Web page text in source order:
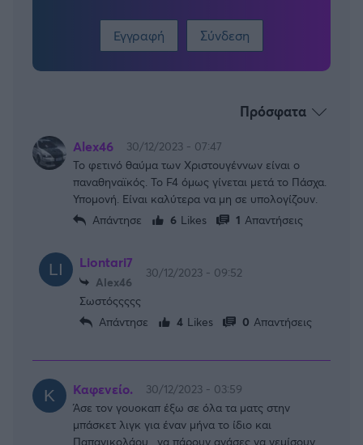
Εγγραφή Σύνδεση
Πρόσφατα
Alex46
30/12/2023 - 07:47
Το φετινό θαύμα των Χριστουγέννων είναι ο
παναθηναϊκός. Το F4 όμως γίνεται μετά το Πάσχα.
Υπομονή. Είναι καλύτερα να μη σε υπολογίζουν.
Απάντησε
6 Likes 1 Απαντήσεις
Liontari7
Alex46
30/12/2023 - 09:52
Σωστόςςςςς
Απάντησε
4 Likes 0 Απαντήσεις
Καφενείο.
30/12/2023 - 03:59
Άσε τον γουοκαπ έξω σε όλα τα ματς στην
μπάσκετ λιγκ για έναν μήνα το ίδιο και
Παπανικολάου , να πάρουν ανάσες να γεμίσουν